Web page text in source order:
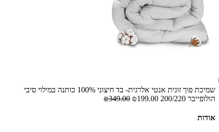
שמיכת פוך זוגית אנטי אלרגית- בד חיצוני 100% כותנה במילוי סיבי
הולופייבר 200/220
₪199.00
₪349.00
אודות